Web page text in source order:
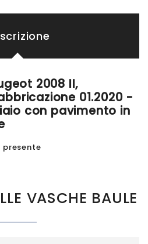
2008 II,
01.2020 -
con pavimento in
presente
VASCHE BAULE